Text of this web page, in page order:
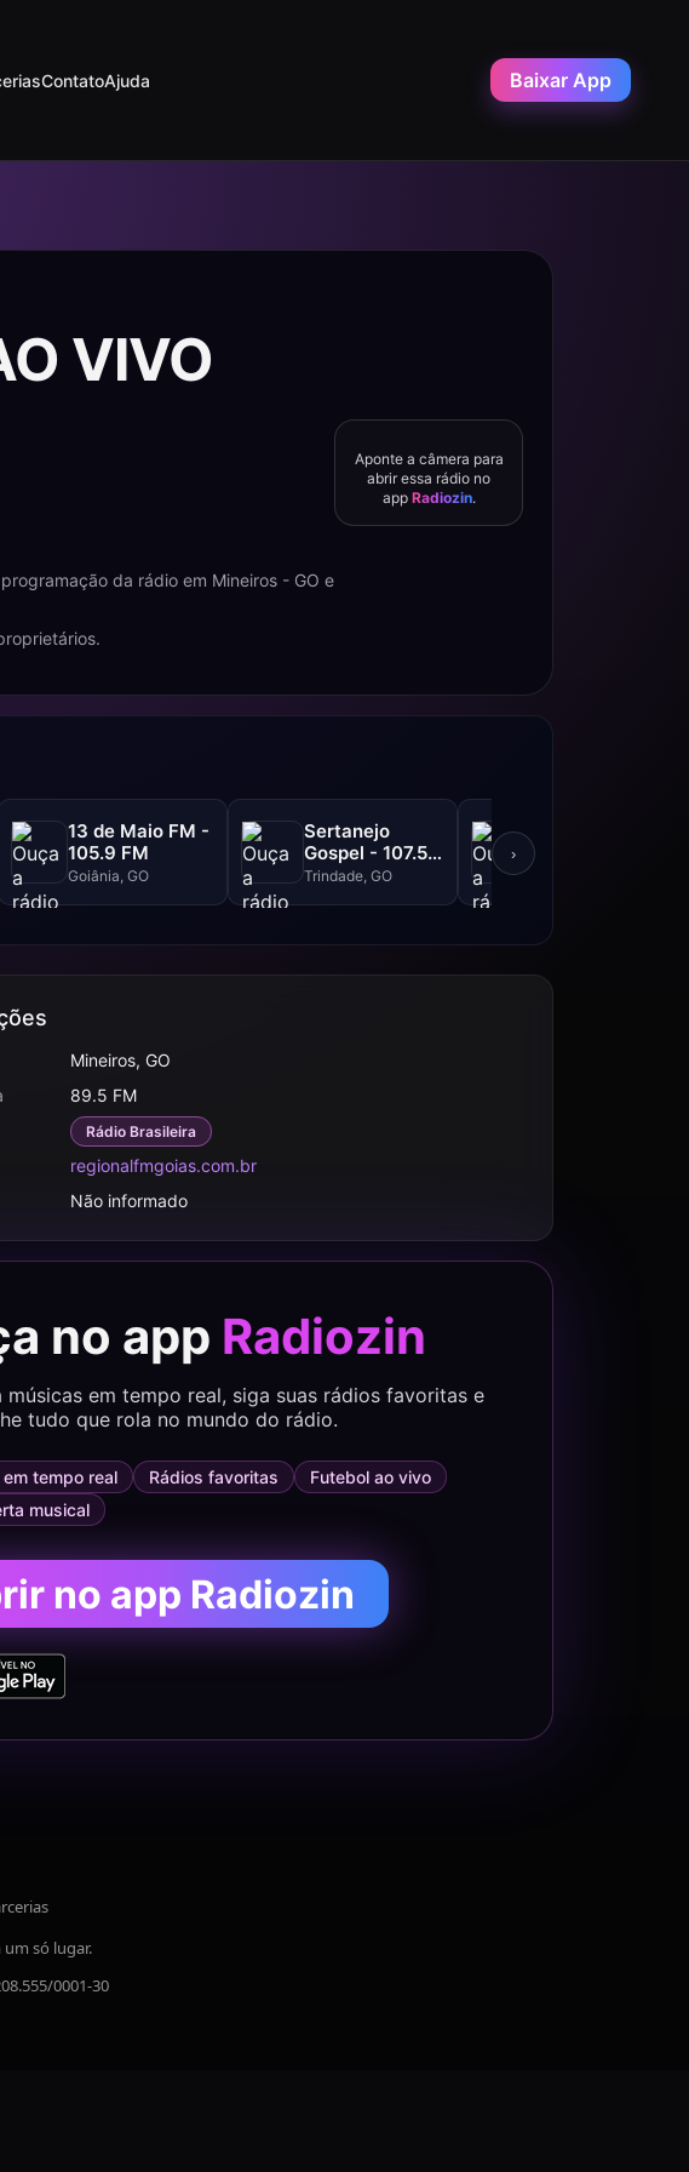
ContatoAjuda Baixar App
VIVO
da rádio em Mineiros - GO e
Aponte a câmera para
abrir essa rádio no
app Radiozin.
13 de Maio FM -
105.9 FM
Goiânia, GO
Sertanejo
Gospel - 107.5
FM
Trindade, GO
106.7 FM
›
Mineiros, GO
89.5 FM
Rádio Brasileira
regionalfmgoias.com.br
Não informado
no app Radiozin
músicas em tempo real, siga suas rádios favoritas e
tudo que rola no mundo do rádio.
tempo real Rádios favoritas
Futebol ao vivo
musical
no app Radiozin
só lugar.
0001-30